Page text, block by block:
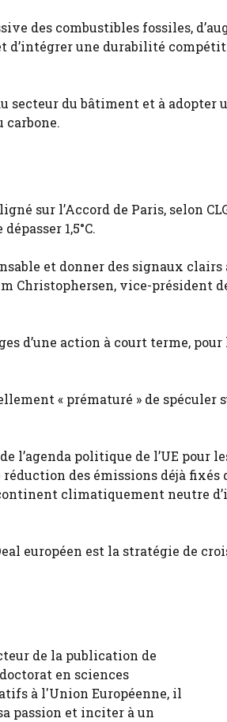
des combustibles fossiles,
d’intégrer une durabilité
secteur du bâtiment et à adopter
carbone.
sur l’Accord de Paris, selon
1,5°C.
et donner des signaux clairs
Christophersen, vice-président
d’une action à court terme, pour
« prématuré » de spéculer
l’agenda politique de l’UE pour
des émissions déjà fixés
climatiquement neutre
européen est la stratégie de
de la publication de
en sciences
à l'Union Européenne, il
passion et inciter à un